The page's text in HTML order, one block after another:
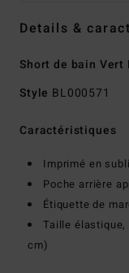
Details &
Short de bain Vert
Style BL000571
Caractéristiques
Imprimé en
Poche arrière
Étiquette de
Taille élastique,
cm)